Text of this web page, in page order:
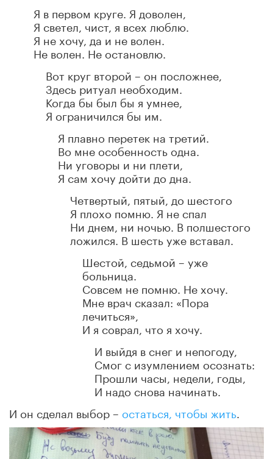
Я в первом круге. Я доволен,
Я светел, чист, я всех люблю.
Я не хочу, да и не волен.
Не волен. Не остановлю.
Вот круг второй – он посложнее,
Здесь ритуал необходим.
Когда бы был бы я умнее,
Я ограничился бы им.
Я плавно перетек на третий.
Во мне особенность одна.
Ни уговоры и ни плети,
Я сам хочу дойти до дна.
Четвертый, пятый, до шестого
Я плохо помню. Я не спал
Ни днем, ни ночью. В полшестого
ложился. В шесть уже вставал.
Шестой, седьмой – уже
больница.
Совсем не помню. Не хочу.
Мне врач сказал: «Пора
лечиться»,
И я соврал, что я хочу.
И выйдя в снег и непогоду,
Смог с изумлением осознать:
Прошли часы, недели, годы,
И надо снова начинать.
И он сделал выбор – остаться, чтобы жить